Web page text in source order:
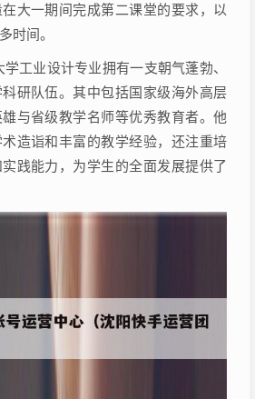
大一期间完成第二课堂的要求，以
时间。
工业设计专业拥有一支朝气蓬勃、
研队伍。其中包括国家级海外高层
与省级教学名师等优秀教育者。他
造诣和丰富的教学经验，还注重培
践能力，为学生的全面发展提供了